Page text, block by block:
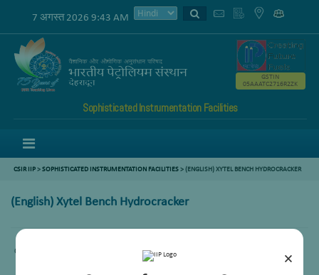
×
7 अगस्त 2026 9:43 AM
Sophisticated Instrumentation Facilities
GSTIN
05AAATC2716R2ZK
CSIR IIP>SOPHISTICATED INSTRUMENTATION FACILITIES> (ENGLISH) XYTEL BENCH HYDROCRACKER
(English) Xytel Bench Hydrocracker
Content not available.